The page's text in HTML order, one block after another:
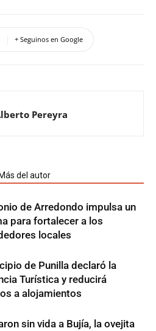
+ Seguinos en Google
Pereyra
Más del autor
de Arredondo impulsa un
para fortalecer a los
locales
de Punilla declaró la
Turística y reducirá
a alojamientos
sin vida a Bujía, la ovejita